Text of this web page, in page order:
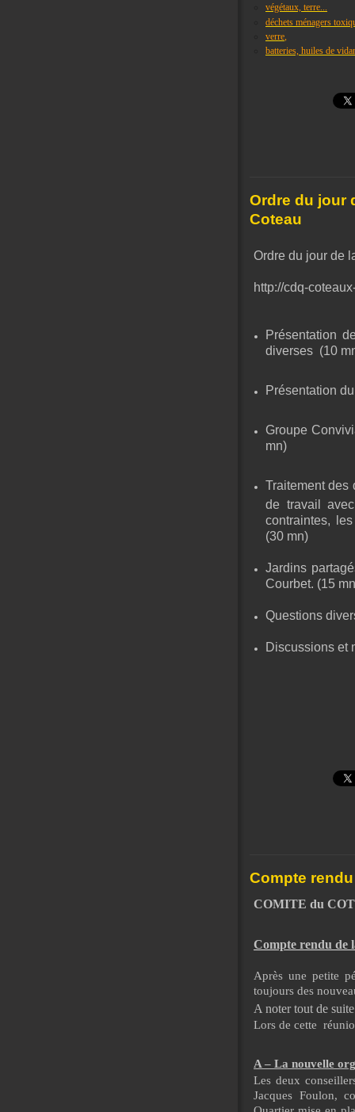
végétaux, terre...
déchets ménagers
verre
batteries, huiles de
Ordre du jour
Coteau
Ordre du jour de
http://cdq-
Présentation
diverses (10
Présentation
Groupe
mn)
Traitement des
de travail
contraintes,
(30 mn)
Jardins
Courbet. (15
Questions
Discussions et
Compte
COMITE du
Compte rendu de
Après une petite
toujours des
A noter tout de
Lors de cette
A – La nouvelle
Les deux
Jacques Foulon,